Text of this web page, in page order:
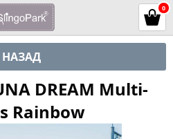
0
НАЗАД
DREAM Multi-
Rainbow